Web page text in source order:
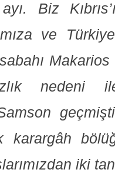
Biz
ve
nedeni
karargâh
iki